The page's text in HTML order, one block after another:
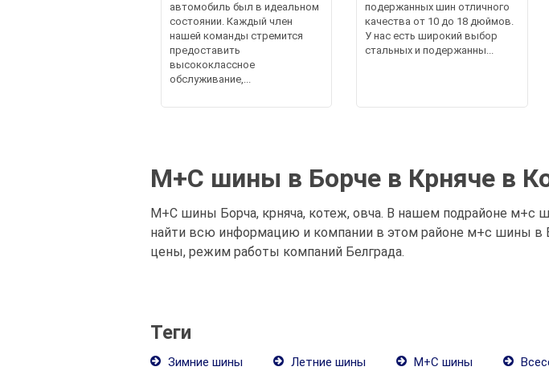
автомобиль был в идеальном
состоянии. Каждый член
нашей команды стремится
предоставить
высококлассное
обслуживание,...
подержанных шин отличного
качества от 10 до 18 дюймов.
У нас есть широкий выбор
стальных и подержанны...
М+С шины в Борче в Крняче в
М+С шины Борча, крняча, котеж, овча. В нашем подрайоне м+с
найти всю информацию и компании в этом районе м+с шины в
цены, режим работы компаний Белграда.
Теги
Зимние шины Летние шины М+С шины